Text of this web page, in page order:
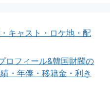
キャスト・ロケ地・配
ロフィール&韓国財閥の
・年俸・移籍金・利き